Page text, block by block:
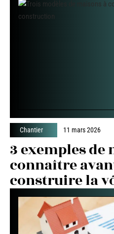
Chantier 11 mars 2026
3 exemples de
connaître
construire la